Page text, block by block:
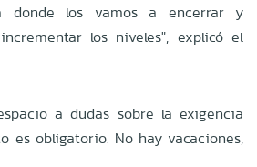
donde los vamos a encerrar y
los niveles", explicó el
a dudas sobre la exigencia
es obligatorio. No hay vacaciones,